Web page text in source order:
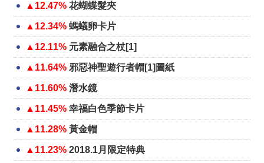
▲12.47% 花蝴蝶髮夾
▲12.34% 螞蟻卵卡片
▲12.11% 元素融合之杖[1]
▲11.64% 邪惡神聖遊行者帽[1]圖紙
▲11.60% 潛水鏡
▲11.45% 幸福白色季節卡片
▲11.28% 黃金帽
▲11.23% 2018.1月限定特典